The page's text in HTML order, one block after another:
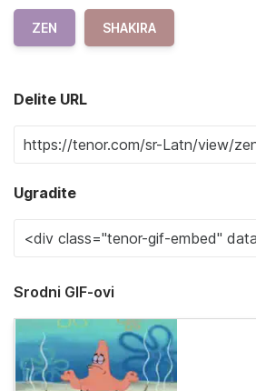
ZEN SHAKIRA
Delite URL
Ugradite
Srodni GIF-ovi